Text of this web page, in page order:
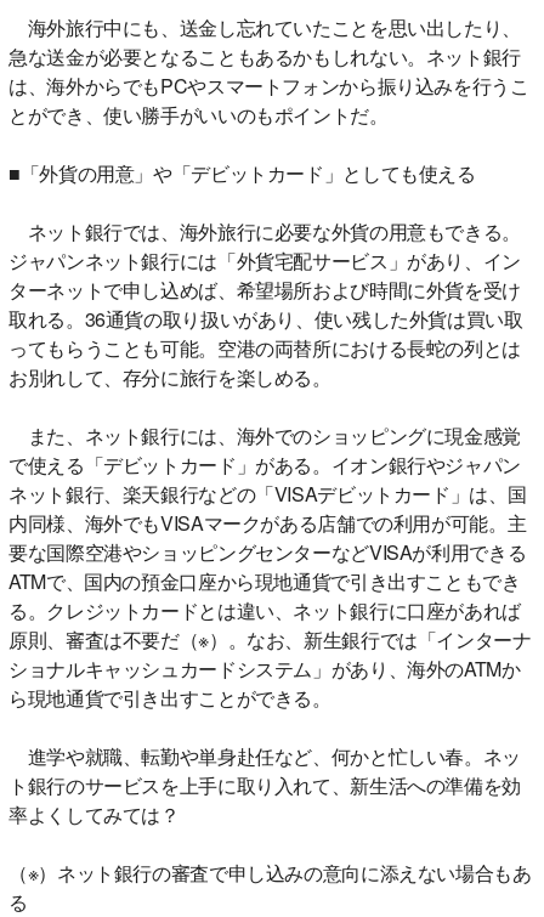
海外旅行中にも、送金し忘れていたことを思い出したり、
急な送金が必要となることもあるかもしれない。ネット銀行
は、海外からでもPCやスマートフォンから振り込みを行うこ
とができ、使い勝手がいいのもポイントだ。
■「外貨の用意」や「デビットカード」としても使える
ネット銀行では、海外旅行に必要な外貨の用意もできる。
ジャパンネット銀行には「外貨宅配サービス」があり、イン
ターネットで申し込めば、希望場所および時間に外貨を受け
取れる。36通貨の取り扱いがあり、使い残した外貨は買い取
ってもらうことも可能。空港の両替所における長蛇の列とは
お別れして、存分に旅行を楽しめる。
また、ネット銀行には、海外でのショッピングに現金感覚
で使える「デビットカード」がある。イオン銀行やジャパン
ネット銀行、楽天銀行などの「VISAデビットカード」は、国
内同様、海外でもVISAマークがある店舗での利用が可能。主
要な国際空港やショッピングセンターなどVISAが利用できる
ATMで、国内の預金口座から現地通貨で引き出すこともでき
る。クレジットカードとは違い、ネット銀行に口座があれば
原則、審査は不要だ（※）。なお、新生銀行では「インターナ
ショナルキャッシュカードシステム」があり、海外のATMか
ら現地通貨で引き出すことができる。
進学や就職、転勤や単身赴任など、何かと忙しい春。ネッ
ト銀行のサービスを上手に取り入れて、新生活への準備を効
率よくしてみては？
（※）ネット銀行の審査で申し込みの意向に添えない場合もあ
る